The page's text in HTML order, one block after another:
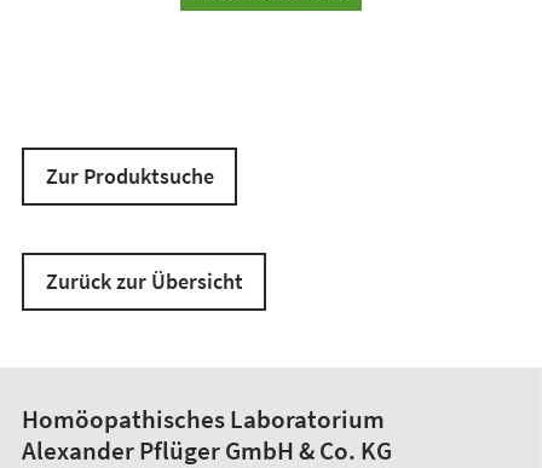
Zur Produktsuche
Zurück zur Übersicht
Homöopathisches Laboratorium
Alexander Pflüger GmbH & Co. KG